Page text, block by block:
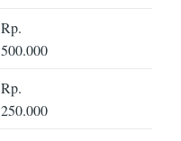
Rp.
500.000
Rp.
250.000